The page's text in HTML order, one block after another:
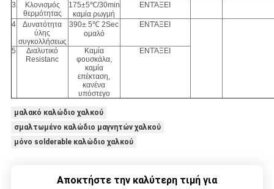
3
Κλονισμός
θερμότητας
175±5℃/30min
καμία ρωγμή
ΕΝΤΆΞΕΙ
4
Δυνατότητα
ύλης
συγκολλήσεως
390± 5℃ 2Sec
ομαλό
ΕΝΤΆΞΕΙ
5
Διαλυτικό
Resistanc
Καμία
φουσκάλα,
καμία
επέκταση,
κανένα
υπόστεγο
ΕΝΤΆΞΕΙ
μαλακό καλώδιο χαλκού
σμαλτωμένο καλώδιο μαγνητών χαλκού
μόνο solderable καλώδιο χαλκού
Αποκτήστε την καλύτερη τιμή για